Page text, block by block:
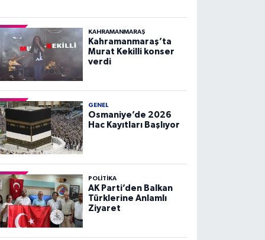
KAHRAMANMARAŞ
Kahramanmaraş’ta
Murat Kekilli konser
verdi
GENEL
Osmaniye’de 2026
Hac Kayıtları Başlıyor
POLITIKA
AK Parti’den Balkan
Türklerine Anlamlı
Ziyaret